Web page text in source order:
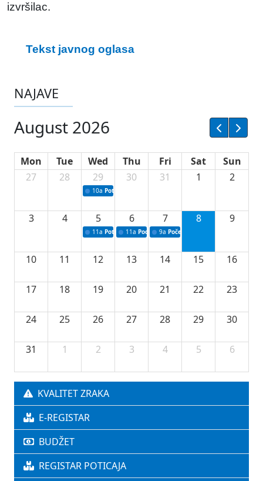
izvršilac.
Tekst javnog oglasa
NAJAVE
August 2026
Mon Tue Wed Thu Fri Sat
Sun
27
28 29
10a Potpisivanje ugovora sa neprofitnim
30 31 1 2
3 4 5
11a Potpisivanje ugovora o stipendijama za
6
11a Podrška razvoju vodne infrastrukture u
7
9a Početak izgradnje nove
8 9
10 11 12 13 14 15 16
17 18 19 20 21 22 23
24 25 26 27 28 29 30
31 1 2 3 4 5 6
KVALITET ZRAKA
E-REGISTAR
BUDŽET
REGISTAR POTICAJA